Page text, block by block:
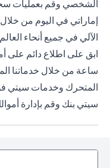
إماراتي في اليوم من
الآلي في جميع أنحاء
ساعة من خلال خدماتنا
المتحرك وخدمات سيتي
سيتي بنك وقم بإدارة